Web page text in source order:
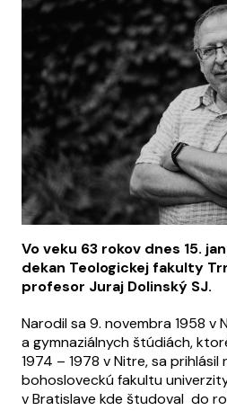
Vo veku 63 rokov dnes 15.
dekan Teologickej fakulty
profesor Juraj Dolinský SJ.
Narodil sa 9. novembra 1958 v
a gymnaziálnych štúdiách,
1974 – 1978 v Nitre, sa
bohosloveckú fakultu
v Bratislave kde študoval do